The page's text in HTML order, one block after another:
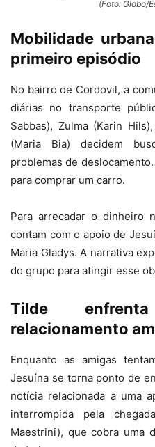
(Foto: Globo/
Mobilidade
primeiro episódio
No bairro de Cordovil, a
diárias no transporte
Sabbas), Zulma (Karin
(Maria Bia) decidem
problemas de
para comprar um carro.
Para arrecadar o dinheiro
contam com o apoio de
Maria Gladys. A narrativa
do grupo para atingir esse
Tilde
relacionamento
Enquanto as amigas
Jesuína se torna ponto de
notícia relacionada a uma
interrompida pela
Maestrini), que cobra uma